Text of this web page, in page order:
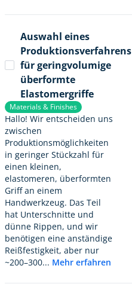
Auswahl eines
Produktionsverfahrens
für geringvolumige
überformte
Elastomergriffe
Materials & Finishes
Hallo! Wir entscheiden uns
zwischen
Produktionsmöglichkeiten
in geringer Stückzahl für
einen kleinen,
elastomeren, überformten
Griff an einem
Handwerkzeug. Das Teil
hat Unterschnitte und
dünne Rippen, und wir
benötigen eine anständige
Reißfestigkeit, aber nur
~200–300... Mehr erfahren